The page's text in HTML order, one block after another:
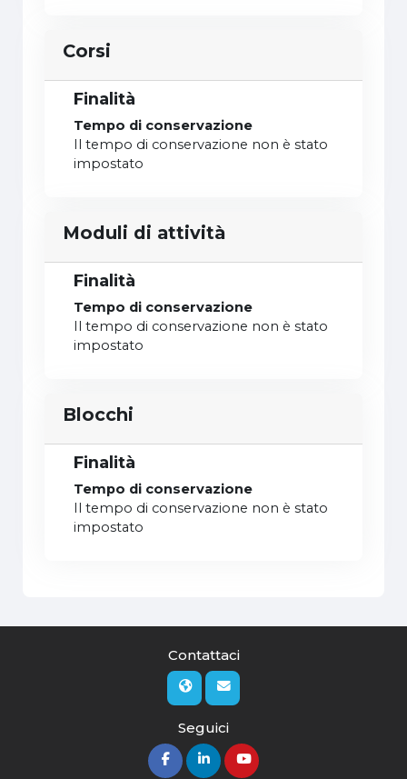
Corsi
Finalità
Tempo di conservazione
Il tempo di conservazione non è stato
impostato
Moduli di attività
Finalità
Tempo di conservazione
Il tempo di conservazione non è stato
impostato
Blocchi
Finalità
Tempo di conservazione
Il tempo di conservazione non è stato
impostato
Contattaci
Seguici